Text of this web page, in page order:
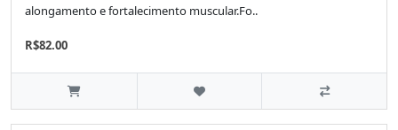
alongamento e fortalecimento muscular.Fo..
R$82.00